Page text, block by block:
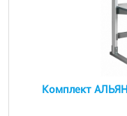
Комплект